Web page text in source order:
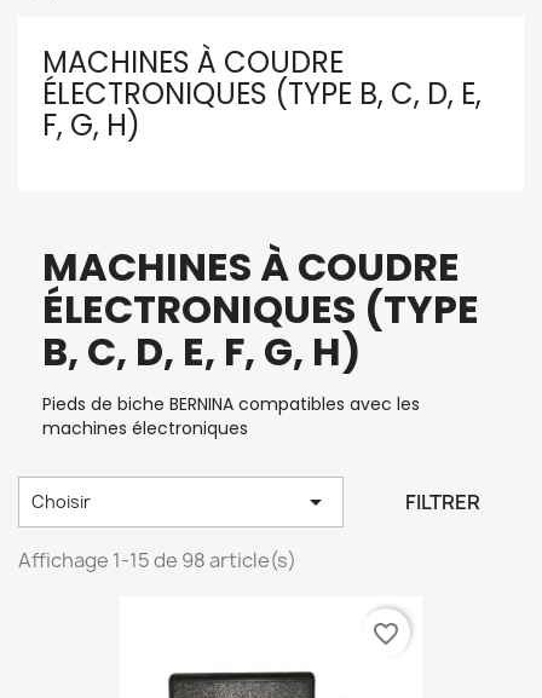
MACHINES À COUDRE
ÉLECTRONIQUES (TYPE B, C, D, E,
F, G, H)
MACHINES À COUDRE
ÉLECTRONIQUES (TYPE
B, C, D, E, F, G, H)
Pieds de biche BERNINA compatibles avec les
machines électroniques
Choisir  FILTRER
Affichage 1-15 de 98 article(s)
favorite_border